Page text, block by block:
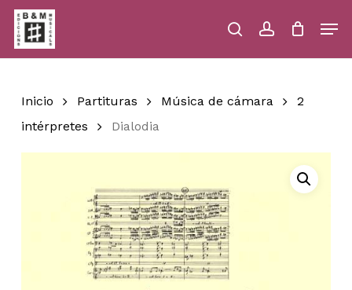
Skip
main
content
searchaccount
Close
Inicio Partituras Música de cámara
2
intérpretes
Dialodia
Menu